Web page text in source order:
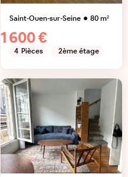
Saint-Ouen-sur-Seine 80m²
1 600 €
4 Pièces 2ème étage